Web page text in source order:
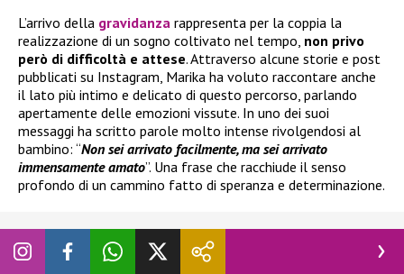
L’arrivo della gravidanza rappresenta per la coppia la
realizzazione di un sogno coltivato nel tempo, non privo
però di difficoltà e attese. Attraverso alcune storie e post
pubblicati su Instagram, Marika ha voluto raccontare anche
il lato più intimo e delicato di questo percorso, parlando
apertamente delle emozioni vissute. In uno dei suoi
messaggi ha scritto parole molto intense rivolgendosi al
bambino: “Non sei arrivato facilmente, ma sei arrivato
immensamente amato”. Una frase che racchiude il senso
profondo di un cammino fatto di speranza e determinazione.